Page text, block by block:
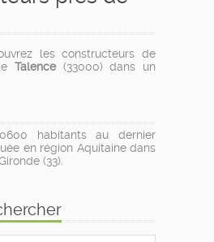
les constructeurs de
Talence(33000) dans un
habitants au dernier
en région Aquitaine dans
(33).